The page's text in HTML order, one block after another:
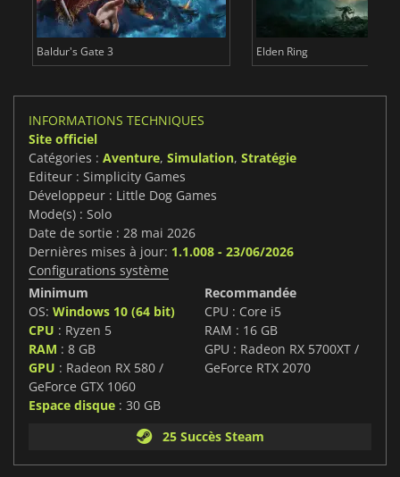
Baldur's Gate 3 Elden Ring
INFORMATIONS TECHNIQUES
Site officiel
Catégories : Aventure, Simulation, Stratégie
Editeur : Simplicity Games
Développeur : Little Dog Games
Mode(s) : Solo
Date de sortie : 28 mai 2026
Dernières mises à jour: 1.1.008 - 23/06/2026
Configurations système
Minimum
OS: Windows 10 (64 bit)
CPU : Ryzen 5
RAM : 8 GB
GPU : Radeon RX 580 /
GeForce GTX 1060
Espace disque : 30 GB
Recommandée
CPU : Core i5
RAM : 16 GB
GPU : Radeon RX 5700XT /
GeForce RTX 2070
25 Succès Steam